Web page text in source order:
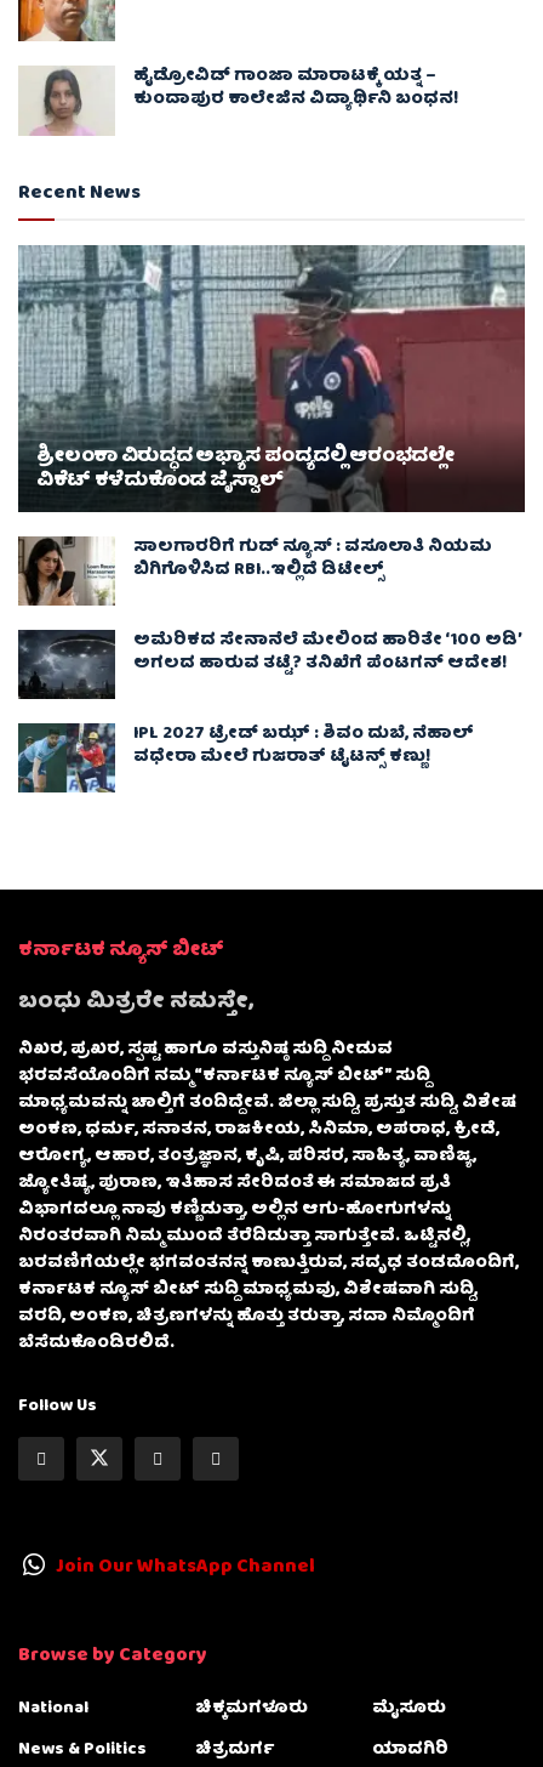
ಹೈಡ್ರೋವಿಡ್ ಗಾಂಜಾ ಮಾರಾಟಕ್ಕೆ ಯತ್ನ –
ಕುಂದಾಪುರ ಕಾಲೇಜಿನ ವಿದ್ಯಾರ್ಥಿನಿ ಬಂಧನ!
Recent News
ಶ್ರೀಲಂಕಾ ವಿರುದ್ಧದ ಅಭ್ಯಾಸ ಪಂದ್ಯದಲ್ಲಿ ಆರಂಭದಲ್ಲೇ
ವಿಕೆಟ್ ಕಳೆದುಕೊಂಡ ಜೈಸ್ವಾಲ್
ಸಾಲಗಾರರಿಗೆ ಗುಡ್ ನ್ಯೂಸ್ : ವಸೂಲಾತಿ ನಿಯಮ
ಬಿಗಿಗೊಳಿಸಿದ RBI..ಇಲ್ಲಿದೆ ಡಿಟೇಲ್ಸ್
ಅಮೆರಿಕದ ಸೇನಾನೆಲೆ ಮೇಲಿಂದ ಹಾರಿತೇ ‘100 ಅಡಿ’
ಅಗಲದ ಹಾರುವ ತಟ್ಟೆ? ತನಿಖೆಗೆ ಪೆಂಟಗನ್ ಆದೇಶ!
IPL 2027 ಟ್ರೇಡ್‌ ಬಝ್ : ಶಿವಂ ದುಬೆ, ನೆಹಾಲ್
ವಧೇರಾ ಮೇಲೆ ಗುಜರಾತ್ ಟೈಟನ್ಸ್ ಕಣ್ಣು!
ಕರ್ನಾಟಕ ನ್ಯೂಸ್ ಬೀಟ್
ಬಂಧು ಮಿತ್ರರೇ ನಮಸ್ತೇ,
ನಿಖರ, ಪ್ರಖರ, ಸ್ಪಷ್ಟ ಹಾಗೂ ವಸ್ತುನಿಷ್ಠ ಸುದ್ದಿ ನೀಡುವ
ಭರವಸೆಯೊಂದಿಗೆ ನಮ್ಮ “ಕರ್ನಾಟಕ ನ್ಯೂಸ್ ಬೀಟ್” ಸುದ್ದಿ
ಮಾಧ್ಯಮವನ್ನು ಚಾಲ್ತಿಗೆ ತಂದಿದ್ದೇವೆ. ಜಿಲ್ಲಾ ಸುದ್ದಿ, ಪ್ರಸ್ತುತ ಸುದ್ದಿ, ವಿಶೇಷ
ಅಂಕಣ, ಧರ್ಮ, ಸನಾತನ, ರಾಜಕೀಯ, ಸಿನಿಮಾ, ಅಪರಾಧ, ಕ್ರೀಡೆ,
ಆರೋಗ್ಯ, ಆಹಾರ, ತಂತ್ರಜ್ಞಾನ, ಕೃಷಿ, ಪರಿಸರ, ಸಾಹಿತ್ಯ, ವಾಣಿಜ್ಯ,
ಜ್ಯೋತಿಷ್ಯ, ಪುರಾಣ, ಇತಿಹಾಸ ಸೇರಿದಂತೆ ಈ ಸಮಾಜದ ಪ್ರತಿ
ವಿಭಾಗದಲ್ಲೂ ನಾವು ಕಣ್ಣಿಡುತ್ತಾ, ಅಲ್ಲಿನ ಆಗು-ಹೋಗುಗಳನ್ನು
ನಿರಂತರವಾಗಿ ನಿಮ್ಮ ಮುಂದೆ ತೆರೆದಿಡುತ್ತಾ ಸಾಗುತ್ತೇವೆ. ಒಟ್ಟಿನಲ್ಲಿ,
ಬರವಣಿಗೆಯಲ್ಲೇ ಭಗವಂತನನ್ನ ಕಾಣುತ್ತಿರುವ, ಸದೃಢ ತಂಡದೊಂದಿಗೆ,
ಕರ್ನಾಟಕ ನ್ಯೂಸ್ ಬೀಟ್ ಸುದ್ದಿ ಮಾಧ್ಯಮವು, ವಿಶೇಷವಾಗಿ ಸುದ್ದಿ,
ವರದಿ, ಅಂಕಣ, ಚಿತ್ರಣಗಳನ್ನು ಹೊತ್ತು ತರುತ್ತಾ, ಸದಾ ನಿಮ್ಮೊಂದಿಗೆ
ಬೆಸೆದುಕೊಂಡಿರಲಿದೆ.
Follow Us
Join Our WhatsApp Channel
Browse by Category
National
News & Politics
ಚಿಕ್ಕಮಗಳೂರು
ಚಿತ್ರದುರ್ಗ
ಮೈಸೂರು
ಯಾದಗಿರಿ